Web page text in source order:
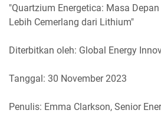
"Quartzium Energetica: Masa
Lebih Cemerlang dari Lithium"
Diterbitkan oleh: Global Energy
Tanggal: 30 November 2023
Penulis: Emma Clarkson, Senior